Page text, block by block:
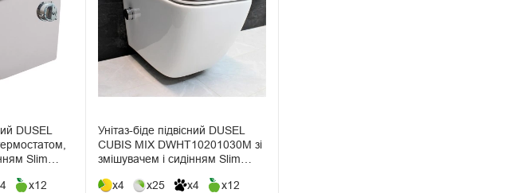
DUSEL
Slim
x12
Унітаз-біде підвісний DUSEL
CUBIS MIX DWHT10201030М зі
змішувачем і сидінням Slim
x4
x25 x4 x12